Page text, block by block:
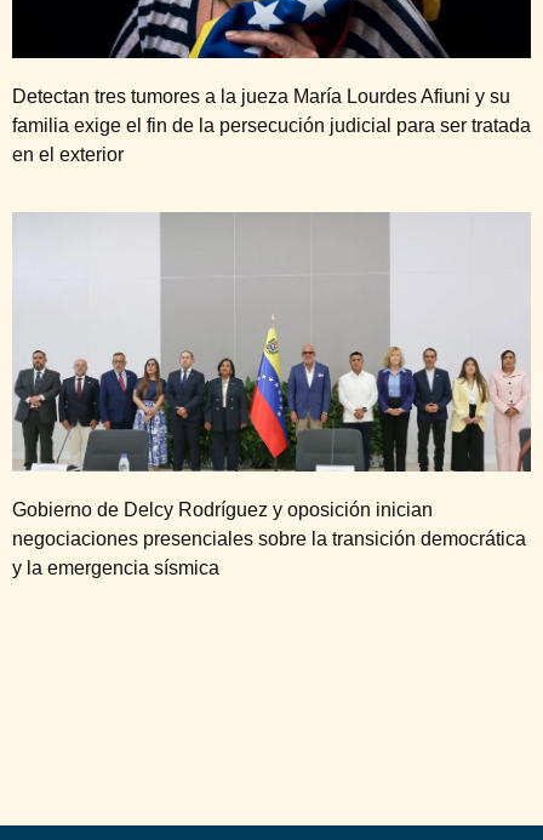
Detectan tres tumores a la jueza María Lourdes Afiuni y su
familia exige el fin de la persecución judicial para ser tratada
en el exterior
Gobierno de Delcy Rodríguez y oposición inician
negociaciones presenciales sobre la transición democrática
y la emergencia sísmica